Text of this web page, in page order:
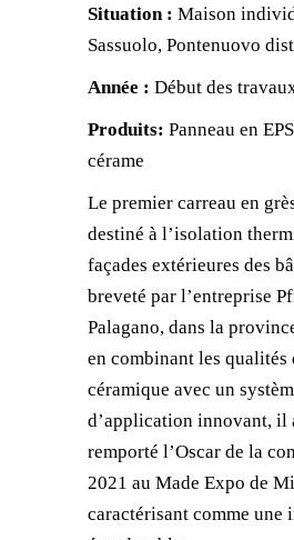
Situation : Maison
Sassuolo, Pontenuovo
Année : Début des
Produits: Panneau en
cérame
Le premier carreau en
destiné à l’isolation
façades extérieures des
breveté par l’entreprise
Palagano, dans la
en combinant les qualités
céramique avec un
d’application innovant, il
remporté l’Oscar de la
2021 au Made Expo de
caractérisant comme une